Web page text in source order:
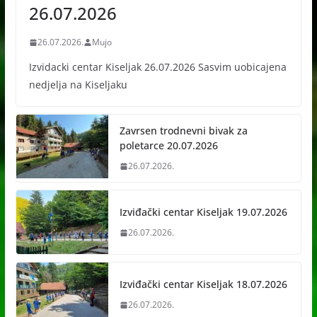
26.07.2026
26.07.2026. Mujo
Izvidacki centar Kiseljak 26.07.2026 Sasvim uobicajena
nedjelja na Kiseljaku
Zavrsen trodnevni bivak za
poletarce 20.07.2026
26.07.2026.
Izviđački centar Kiseljak 19.07.2026
26.07.2026.
Izviđački centar Kiseljak 18.07.2026
26.07.2026.